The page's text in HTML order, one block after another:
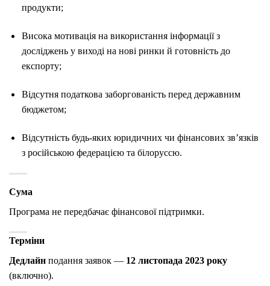
продукти;
Висока мотивація на використання інформації з
досліджень у виході на нові ринки й готовність до
експорту;
Відсутня податкова заборгованість перед державним
бюджетом;
Відсутність будь-яких юридичних чи фінансових зв’язків
з російською федерацією та білоруссю.
Сума
Програма не передбачає фінансової підтримки.
Терміни
Дедлайн подання заявок — 12 листопада 2023 року
(включно).